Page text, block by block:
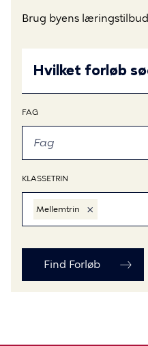
Brug byens læringstilbud
du
piletasterne
EFTER
FAG
KLASSETRIN
×
Mellemtrin